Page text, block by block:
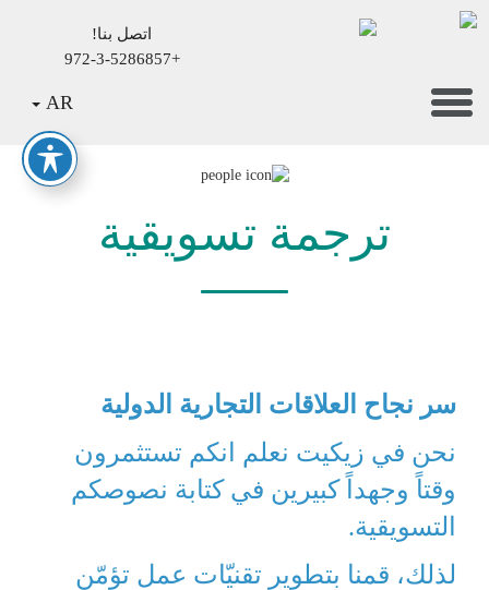
Main
Content
اتصل بنا!
+972-3-5286857
Toggle
navigation
AR
ترجمة تسويقية
سر نجاح العلاقات التجارية الدولية
نحن في زيكيت نعلم انكم تستثمرون
وقتاً وجهداً كبيرين في كتابة نصوصكم
التسويقية.
لذلك، قمنا بتطوير تقنيّات عمل تؤمّن